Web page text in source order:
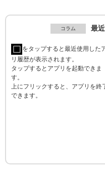
最
をタップすると最近使用した
リ履歴が表示されます。
タップするとアプリを起動できま
す。
上にフリックすると、アプリを終
できます。